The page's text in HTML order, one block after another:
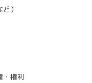
）
・権利